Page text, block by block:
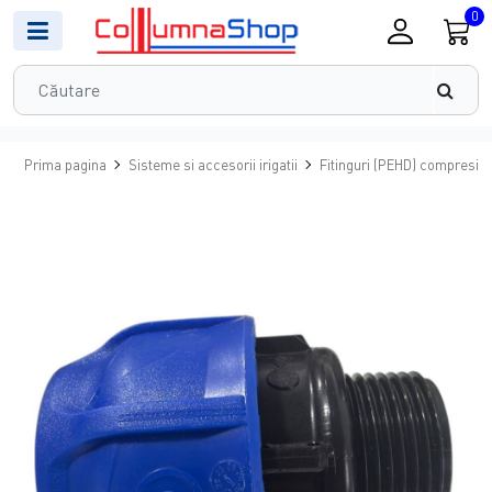
0
Prima pagina Sisteme si accesorii irigatii Fitinguri (PEHD)